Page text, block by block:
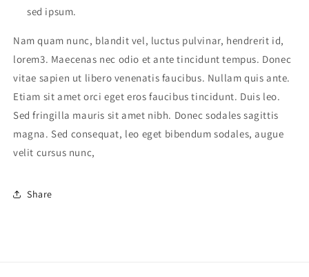
sed ipsum.
Nam quam nunc, blandit vel, luctus pulvinar, hendrerit id,
lorem3. Maecenas nec odio et ante tincidunt tempus. Donec
vitae sapien ut libero venenatis faucibus. Nullam quis ante.
Etiam sit amet orci eget eros faucibus tincidunt. Duis leo.
Sed fringilla mauris sit amet nibh. Donec sodales sagittis
magna. Sed consequat, leo eget bibendum sodales, augue
velit cursus nunc,
Share